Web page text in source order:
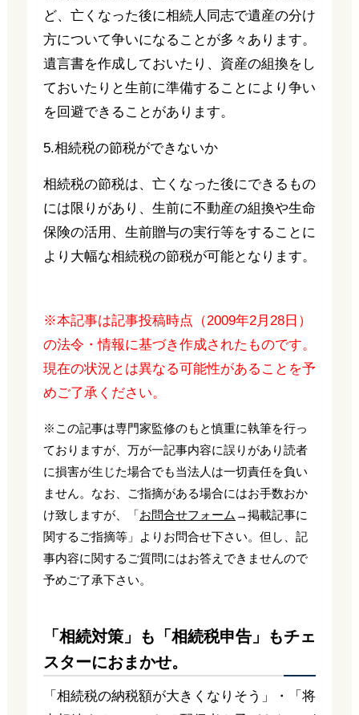
ど、亡くなった後に相続人同志で遺産の分け
方について争いになることが多々あります。
遺言書を作成しておいたり、資産の組換をし
ておいたりと生前に準備することにより争い
を回避できることがあります。
5.相続税の節税ができないか
相続税の節税は、亡くなった後にできるもの
には限りがあり、生前に不動産の組換や生命
保険の活用、生前贈与の実行等をすることに
より大幅な相続税の節税が可能となります。
※本記事は記事投稿時点（2009年2月28日）
の法令・情報に基づき作成されたものです。
現在の状況とは異なる可能性があることを予
めご了承ください。
※この記事は専門家監修のもと慎重に執筆を行っ
ておりますが、万が一記事内容に誤りがあり読者
に損害が生じた場合でも当法人は一切責任を負い
ません。なお、ご指摘がある場合にはお手数おか
け致しますが、「お問合せフォーム →掲載記事に
関するご指摘等」よりお問合せ下さい。但し、記
事内容に関するご質問にはお答えできませんので
予めご了承下さい。
「相続対策」も「相続税申告」もチェ
スターにおまかせ。
「相続税の納税額が大きくなりそう」・「将